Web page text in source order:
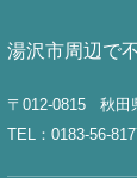
湯沢市周辺で
〒012-0815 秋田
TEL：0183-56-